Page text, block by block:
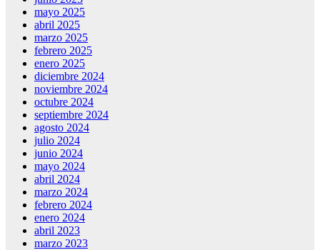
mayo 2025
abril 2025
marzo 2025
febrero 2025
enero 2025
diciembre 2024
noviembre 2024
octubre 2024
septiembre 2024
agosto 2024
julio 2024
junio 2024
mayo 2024
abril 2024
marzo 2024
febrero 2024
enero 2024
abril 2023
marzo 2023